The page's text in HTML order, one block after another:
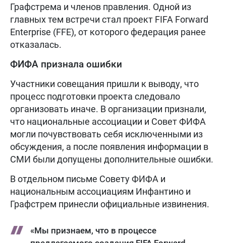
Графстрема и членов правления. Одной из
главных тем встречи стал проект FIFA Forward
Enterprise (FFE), от которого федерация ранее
отказалась.
ФИФА признала ошибки
Участники совещания пришли к выводу, что
процесс подготовки проекта следовало
организовать иначе. В организации признали,
что национальные ассоциации и Совет ФИФА
могли почувствовать себя исключенными из
обсуждения, а после появления информации в
СМИ были допущены дополнительные ошибки.
В отдельном письме Совету ФИФА и
национальным ассоциациям Инфантино и
Графстрем принесли официальные извинения.
«Мы признаем, что в процессе